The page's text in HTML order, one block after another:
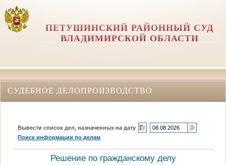
ПЕТУШИНСКИЙ РАЙОННЫЙ СУД
ВЛАДИМИРСКОЙ ОБЛАСТИ
СУДЕБНОЕ ДЕЛОПРОИЗВОДСТВО
Вывести список дел, назначенных на дату
Поиск информации по делам
Решение по гражданскому делу